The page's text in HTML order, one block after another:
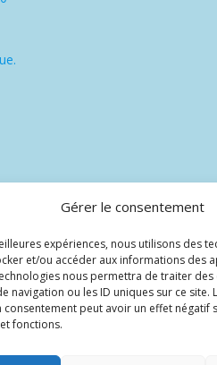
Gérer le consentement
expériences, nous utilisons des
et/ou accéder aux informations des
nous permettra de traiter des
navigation ou les ID uniques sur ce site.
peut avoir un effet négatif
fonctions.